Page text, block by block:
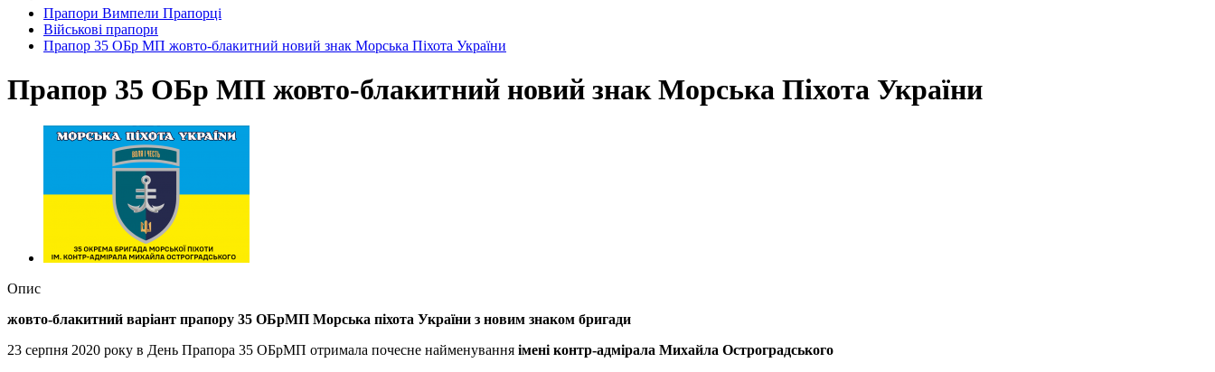
Прапори Вимпели Прапорці
Військові прапори
Прапор 35 ОБр МП жовто-блакитний новий знак Морська Піхота України
Прапор 35 ОБр МП жовто-блакитний новий знак Морська Піхота України
Опис
жовто-блакитний варіант прапору 35 ОБрМП Морська пiхота України з новим знаком бригади
23 серпня 2020 року в День Прапора 35 ОБрМП отримала почесне найменування імені контр-адмірала Михайла Остроградського